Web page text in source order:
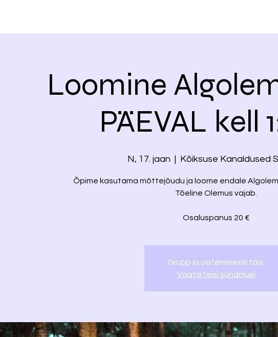
Loomine
PÄEVAL kell
N, 17. jaan
  |
Kõiksuse Kanaldused
Õpime kasutama mõttejõudu ja loome endale
Tõeline Olemus vajab.
Osaluspanus 20 €
Grupp ja ootenimekiri täis.
Vaata teisi sündmusi